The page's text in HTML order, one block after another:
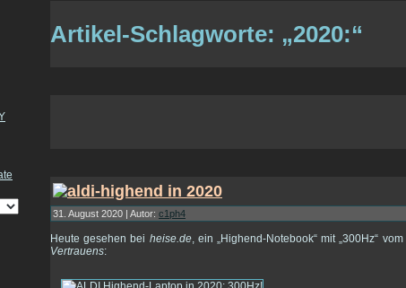
Artikel-Schlagworte: „2020:“
31. August 2020 | Autor: c1ph4
Heute gesehen bei heise.de, ein „Highend-Notebook“ mit „300Hz“ vom
Vertrauens: